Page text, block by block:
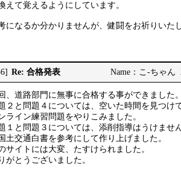
えて覚えるようにしています。
になるか分かりませんが、健闘をお祈りいた
Re: 合格発表 Name：こ-ちゃん
、道路部門に無事に合格する事ができました
２と問題４については、空いた時間を見つけ
ライン練習問題をやりこみました。
１と問題３については、添削指導はうけませ
土交通白書を参考にして作り上げました。
サイトには大変、たすけられました。
がとうございました。